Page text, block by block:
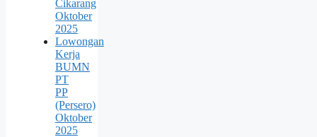
Cikarang
Oktober
2025
Lowongan
Kerja
BUMN
PT
PP
(Persero)
Oktober
2025